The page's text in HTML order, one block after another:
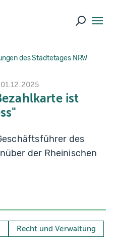
Suche
des Städtetages NRW
01.12.2025
ist
des
der Rheinischen
Recht und Verwaltung